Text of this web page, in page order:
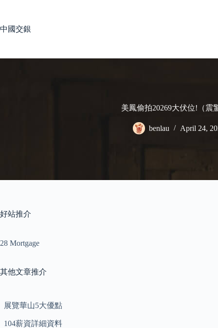
中國交銀
美鳳偷拍20269大伏位!（震
benlau April 24,
好站推介
28 Mortgage
其他文章推介
展覽華山5大優點
104薪資詳細資料